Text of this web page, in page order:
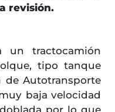
revisión.
un tractocamión
tipo tanque
de Autotransporte
baja velocidad